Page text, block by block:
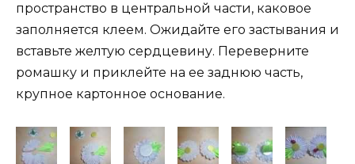
пространство в центральной части, каковое
заполняется клеем. Ожидайте его застывания и
вставьте желтую сердцевину. Переверните
ромашку и приклейте на ее заднюю часть,
крупное картонное основание.